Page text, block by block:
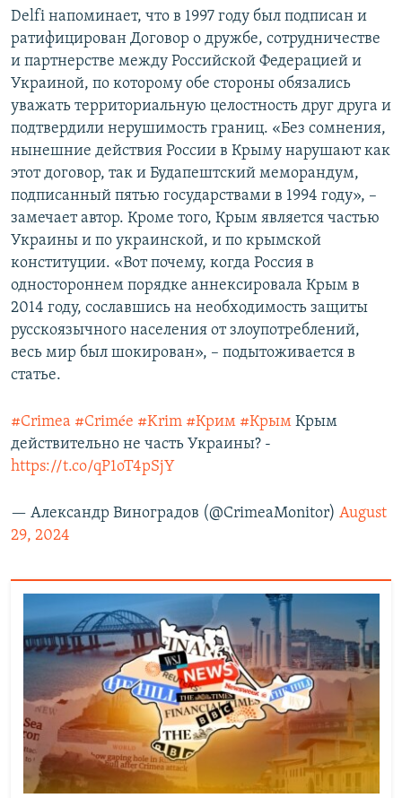
Delfi напоминает, что в 1997 году был подписан и
ратифицирован Договор о дружбе, сотрудничестве
и партнерстве между Российской Федерацией и
Украиной, по которому обе стороны обязались
уважать территориальную целостность друг друга и
подтвердили нерушимость границ. «Без сомнения,
нынешние действия России в Крыму нарушают как
этот договор, так и Будапештский меморандум,
подписанный пятью государствами в 1994 году», –
замечает автор. Кроме того, Крым является частью
Украины и по украинской, и по крымской
конституции. «Вот почему, когда Россия в
одностороннем порядке аннексировала Крым в
2014 году, сославшись на необходимость защиты
русскоязычного населения от злоупотреблений,
весь мир был шокирован», – подытоживается в
статье.
#Crimea #Crimée #Krim #Крим #Крым Крым
действительно не часть Украины? -
https://t.co/qP1oT4pSjY
— Александр Виноградов (@CrimeaMonitor) August
29, 2024